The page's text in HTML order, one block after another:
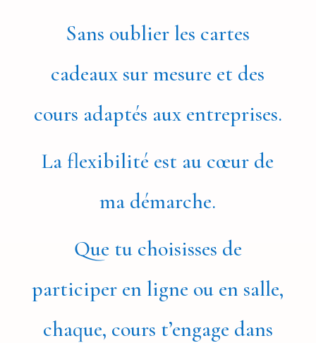
Sans oublier les cartes
cadeaux sur mesure et des
cours adaptés aux entreprises.
La flexibilité est au cœur de
ma démarche.
Que tu choisisses de
participer en ligne ou en salle,
chaque, cours t’engage dans